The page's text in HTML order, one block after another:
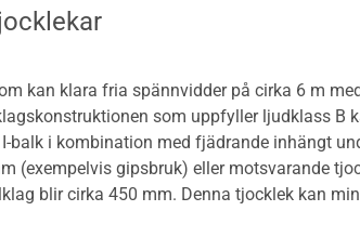
kan klara fria spännvidder på cirka 6 m
som uppfyller ljudklass B
balk i kombination med fjädrande inhängt
(exempelvis gipsbruk) eller motsvarande
blir cirka 450 mm. Denna tjocklek kan